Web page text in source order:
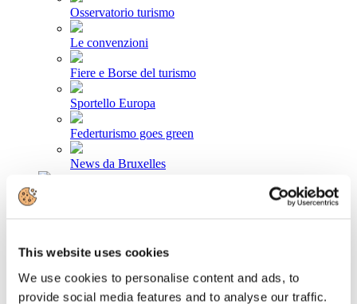
This website uses cookies
We use cookies to personalise content and ads, to
provide social media features and to analyse our traffic.
Osservatorio turismo
Le convenzioni
Fiere e Borse del turismo
Sportello Europa
Federturismo goes green
News da Bruxelles
Newsletter
Video